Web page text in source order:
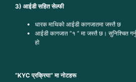
3) आईडी सहित सेल्फी
धारक माथिको आईडी कागजातमा जस्तै छ
आईडी कागजात “१ ” मा जस्तै छ। सुनिश्चित
हो
“KYC प्रक्रिया” मा नोटहरू